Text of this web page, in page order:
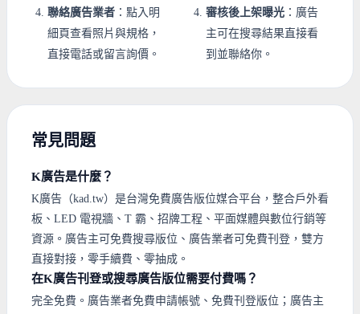
聯絡廣告業者 ：點入明
細頁查看照片與規格，
直接電話或留言詢價。
審核後上架曝光 ：廣告
主可在搜尋結果直接看
到並聯絡你。
常見問題
K廣告是什麼？
K廣告（kad.tw）是台灣免費廣告版位媒合平台，整合戶外看
板、LED 電視牆、T 霸、招牌工程、平面媒體與數位行銷等
資源。廣告主可免費搜尋版位、廣告業者可免費刊登，雙方
直接對接，零手續費、零抽成。
在K廣告刊登或搜尋廣告版位需要付費嗎？
完全免費。廣告業者免費申請帳號、免費刊登版位；廣告主